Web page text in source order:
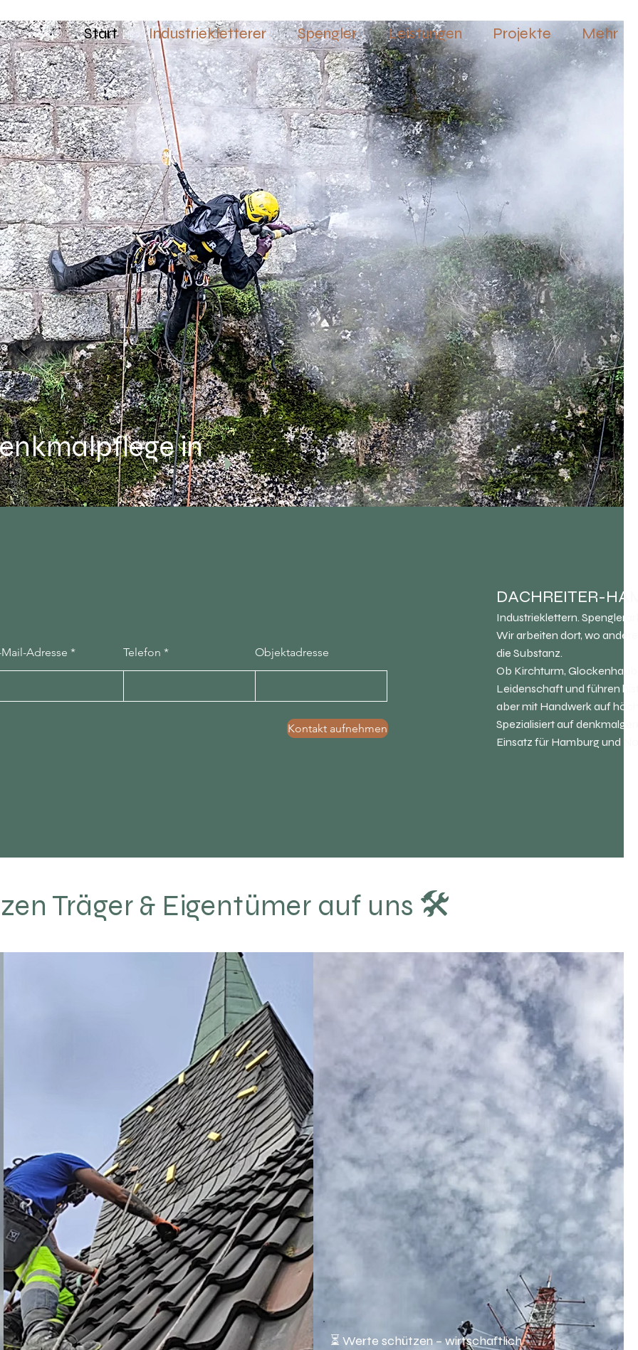
Start Industriekletterer Spengler Leistungen Projekte Mehr
in
Mail-Adresse Telefon Objektadresse
Kontakt aufnehmen
DACHREITER-
Industrieklettern.
Wir arbeiten dort, wo
die Substanz.
Ob Kirchturm,
Leidenschaft und führen
aber mit Handwerk auf
Spezialisiert auf
Einsatz für Hamburg und
Träger & Eigentümer auf uns 🛠
⏳ Werte schützen – wirtschaftlich